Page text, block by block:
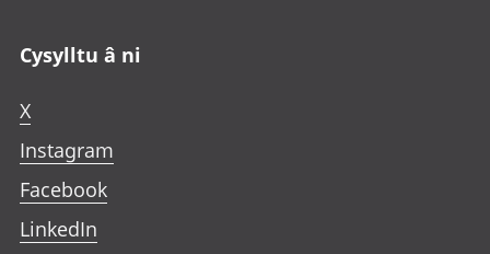
Cysylltu â ni
X
Instagram
Facebook
LinkedIn